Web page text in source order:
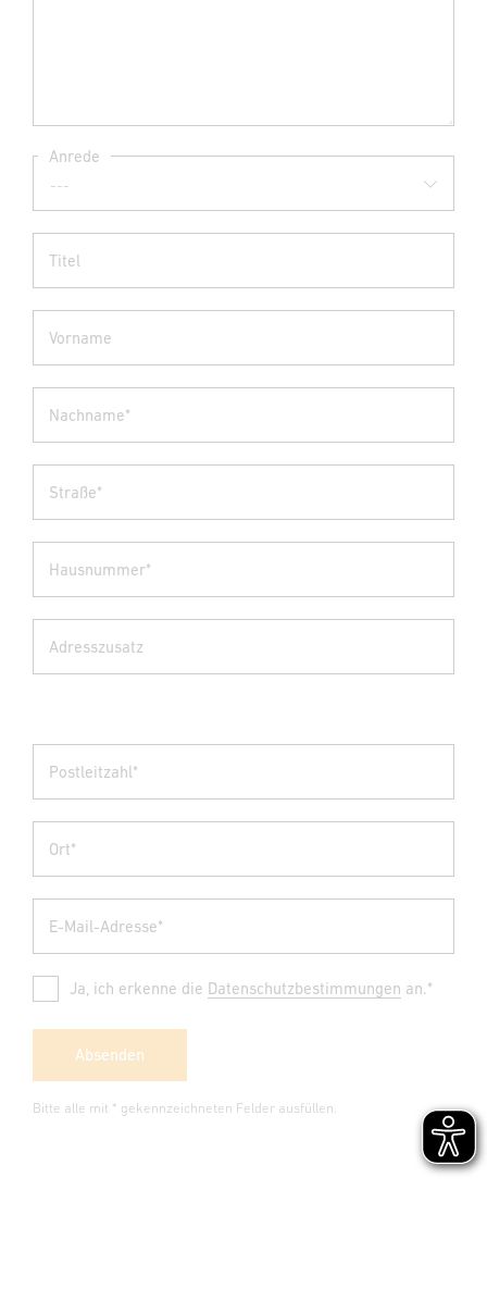
Anrede
Titel
Vorname
Nachname*
Straße*
Hausnummer*
Adresszusatz
Postleitzahl*
Ort*
E-Mail-Adresse*
Ja, ich erkenne die Datenschutzbestimmungen an.*
Absenden
Bitte alle mit * gekennzeichneten Felder ausfüllen.